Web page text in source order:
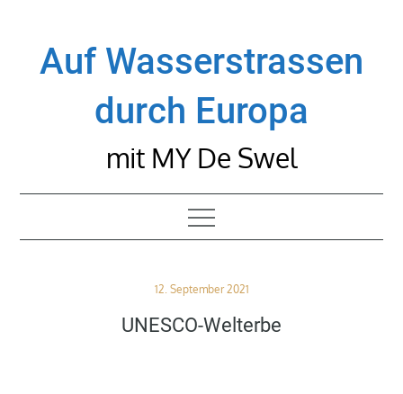
contentAuf Wasserstrassen
durch Europa
mit MY De Swel
Posted
12. September 2021
UNESCO-Welterbe